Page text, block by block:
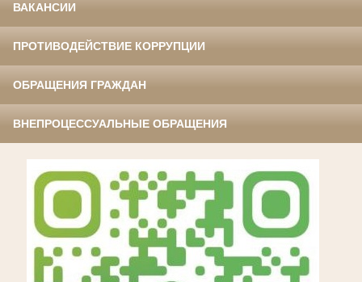
ВАКАНСИИ
ПРОТИВОДЕЙСТВИЕ КОРРУПЦИИ
ОБРАЩЕНИЯ ГРАЖДАН
ВНЕПРОЦЕССУАЛЬНЫЕ ОБРАЩЕНИЯ